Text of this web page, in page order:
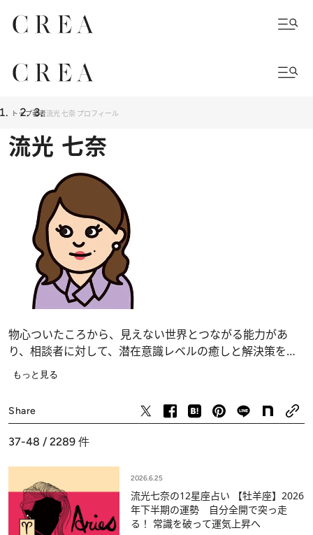
トップ著者流光 七奈 プロフィール
流光 七奈
物心ついたころから、見えない世界とつながる能力があ
り、相談者に対して、潜在意識レベルの癒しと解決策を提
供してきた経験を経て、占い師として活動中。個人鑑定の
ダンナさまは幽霊
』(イースト・プレ
ス)シリーズも発売中。近著には『
厄除け・開運・パワース
ポット ニッポンの神社 2019-2020
ロスコープ占星術
流光七奈公式HPhttps://nana-healing.com/
もっと見る
Share
37-48 / 2289 件
2026.6.25
流光七奈の12星座占い 【牡羊座】2026
年下半期の運勢 自分全開で突っ走
る！ 常識を破って運気上昇へ